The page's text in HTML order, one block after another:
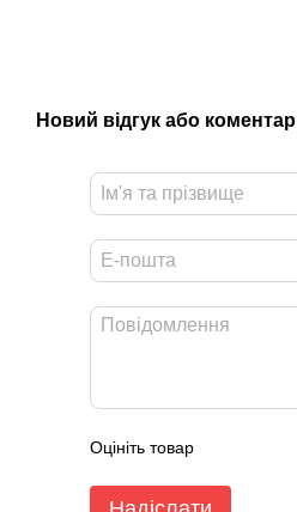
Новий відгук або коментар
Оцініть товар